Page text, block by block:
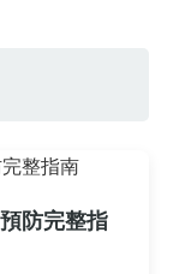
防完整指